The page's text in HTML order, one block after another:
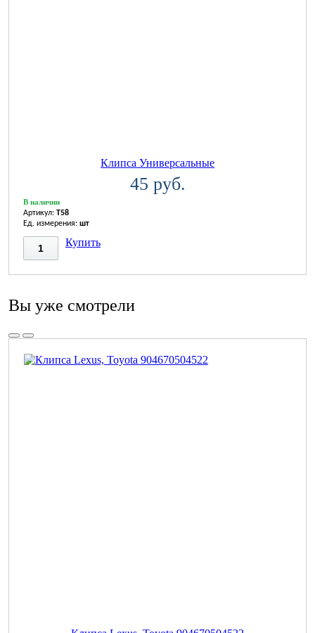
Клипса Универсальные
45 руб.
В наличии
Артикул: T58
Ед. измерения: шт
Купить
Вы уже смотрели